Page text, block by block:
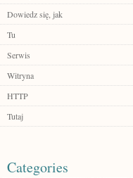
Dowiedz się, jak
Tu
Serwis
Witryna
HTTP
Tutaj
Categories